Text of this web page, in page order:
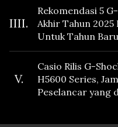
IIII.
Rekomendasi 5
Akhir Tahun 2025
Untuk Tahun
V.
Casio Rilis G-
H5600 Series,
Peselancar yang